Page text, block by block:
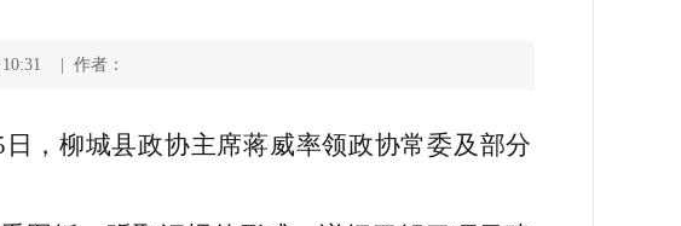
10:31 | 作者：
，柳城县政协主席蒋威率领政协常委及部分